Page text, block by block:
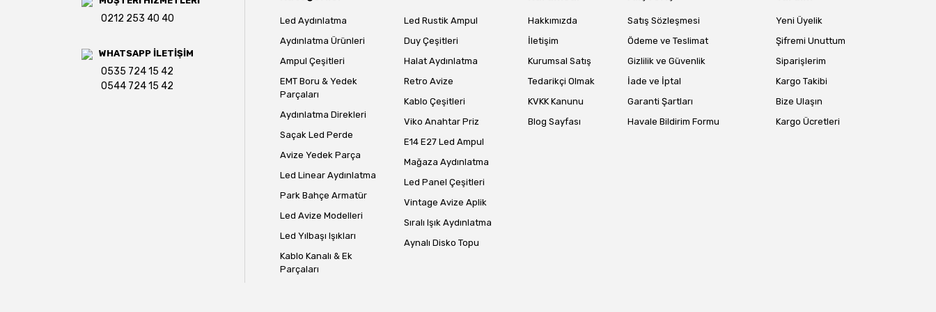
0212 253 40 40
WHATSAPP İLETİŞİM
0535 724 15 42
0544 724 15 42
Led Aydınlatma
Aydınlatma Ürünleri
Ampul Çeşitleri
EMT Boru & Yedek
Parçaları
Aydınlatma Direkleri
Saçak Led Perde
Avize Yedek Parça
Led Linear Aydınlatma
Park Bahçe Armatür
Led Avize Modelleri
Led Yılbaşı Işıkları
Kablo Kanalı & Ek
Parçaları
Led Rustik Ampul
Duy Çeşitleri
Halat Aydınlatma
Retro Avize
Kablo Çeşitleri
Viko Anahtar Priz
E14 E27 Led Ampul
Mağaza Aydınlatma
Led Panel Çeşitleri
Vintage Avize Aplik
Sıralı Işık Aydınlatma
Aynalı Disko Topu
Hakkımızda
İletişim
Kurumsal Satış
Tedarikçi Olmak
KVKK Kanunu
Blog Sayfası
Satış Sözleşmesi
Ödeme ve Teslimat
Gizlilik ve Güvenlik
İade ve İptal
Garanti Şartları
Havale Bildirim Formu
Yeni Üyelik
Şifremi Unuttum
Siparişlerim
Kargo Takibi
Bize Ulaşın
Kargo Ücretleri